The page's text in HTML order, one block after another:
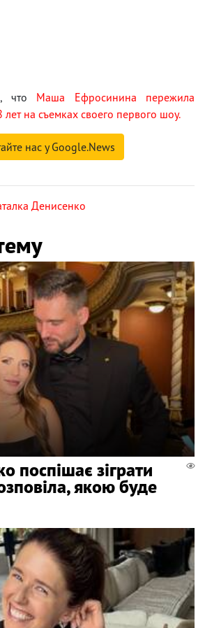
что Маша Ефросинина пережила
лет на съемках своего первого шоу.
нас у Google.News
Денисенко
поспішає зіграти
якою буде